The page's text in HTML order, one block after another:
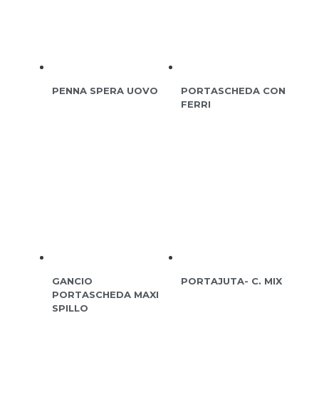
PENNA SPERA UOVO
PORTASCHEDA CON
FERRI
GANCIO
PORTASCHEDA MAXI
SPILLO
PORTAJUTA- C. MIX